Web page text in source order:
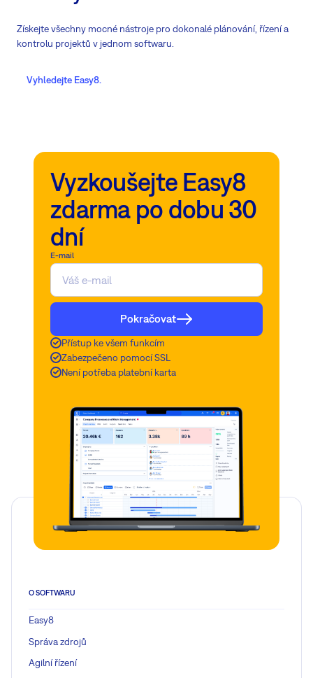
Získejte všechny mocné nástroje pro dokonalé plánování, řízení a
kontrolu projektů v jednom softwaru.
Vyhledejte Easy8.
Vyzkoušejte Easy8
zdarma po dobu 30
dní
E-mail
Pokračovat
Přístup ke všem funkcím
Zabezpečeno pomocí SSL
Není potřeba platební karta
O SOFTWARU
Easy8
Správa zdrojů
Agilní řízení